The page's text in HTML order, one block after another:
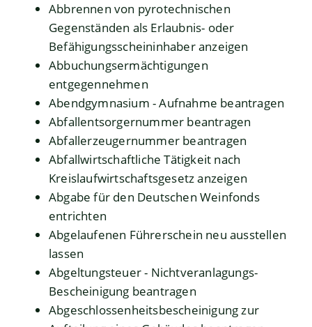
Abbrennen von pyrotechnischen
Gegenständen als Erlaubnis- oder
Befähigungsscheininhaber anzeigen
Abbuchungsermächtigungen
entgegennehmen
Abendgymnasium - Aufnahme beantragen
Abfallentsorgernummer beantragen
Abfallerzeugernummer beantragen
Abfallwirtschaftliche Tätigkeit nach
Kreislaufwirtschaftsgesetz anzeigen
Abgabe für den Deutschen Weinfonds
entrichten
Abgelaufenen Führerschein neu ausstellen
lassen
Abgeltungsteuer - Nichtveranlagungs-
Bescheinigung beantragen
Abgeschlossenheitsbescheinigung zur